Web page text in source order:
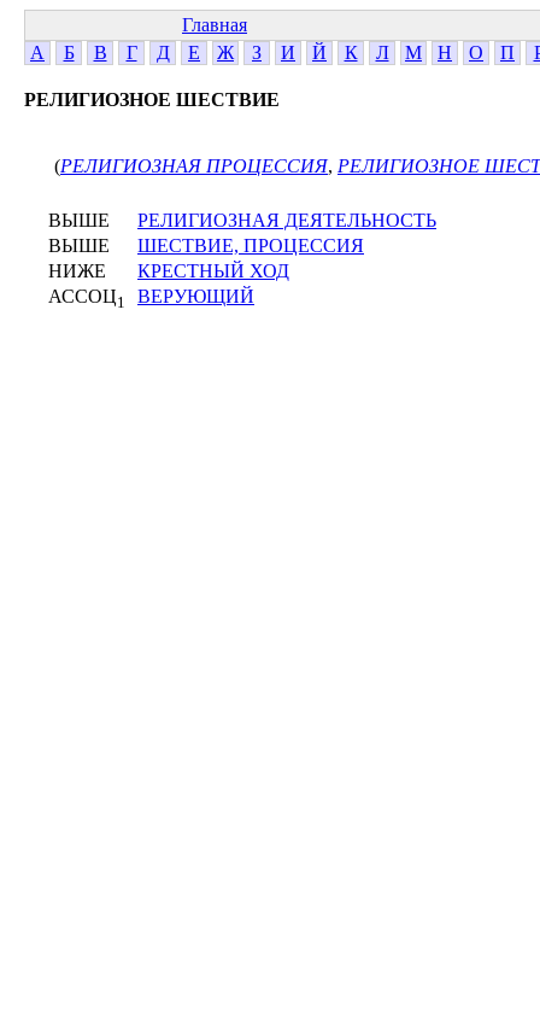
Главная
А
Б В Г Д Е Ж З И Й К Л М Н О П
РЕЛИГИОЗНОЕ ШЕСТВИЕ
(РЕЛИГИОЗНАЯ ПРОЦЕССИЯ, РЕЛИГИОЗНОЕ
ВЫШЕ
РЕЛИГИОЗНАЯ ДЕЯТЕЛЬНОСТЬ
ВЫШЕ
ШЕСТВИЕ, ПРОЦЕССИЯ
НИЖЕ
КРЕСТНЫЙ ХОД
АССОЦ1 ВЕРУЮЩИЙ